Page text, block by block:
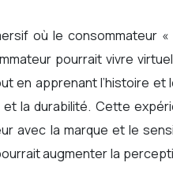
où le consommateur
pourrait vivre
apprenant l’histoire et
la durabilité. Cette
avec la marque et le
augmenter la